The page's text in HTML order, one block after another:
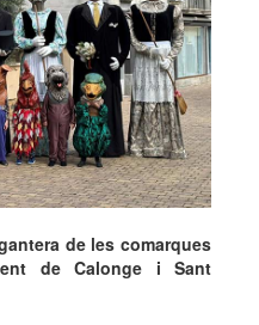
de les comarques
de Calonge i Sant